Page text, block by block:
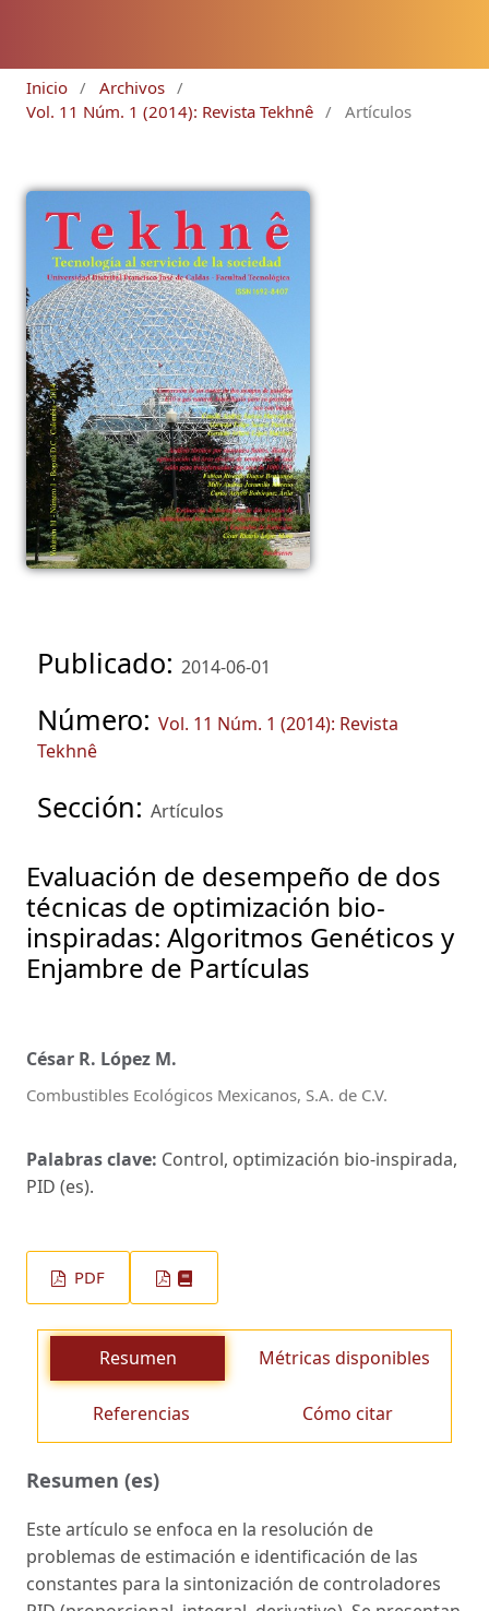
Inicio / Archivos /
Vol. 11 Núm. 1 (2014): Revista Tekhnê / Artículos
Publicado: 2014-06-01
Número: Vol. 11 Núm. 1 (2014): Revista
Tekhnê
Sección: Artículos
Evaluación de desempeño de dos
técnicas de optimización bio-
inspiradas: Algoritmos Genéticos y
Enjambre de Partículas
César R. López M.
Combustibles Ecológicos Mexicanos, S.A. de C.V.
Palabras clave: Control, optimización bio-inspirada,
PID (es).
PDF
Resumen Métricas disponibles
Referencias Cómo citar
Resumen (es)
Este artículo se enfoca en la resolución de
problemas de estimación e identificación de las
constantes para la sintonización de controladores